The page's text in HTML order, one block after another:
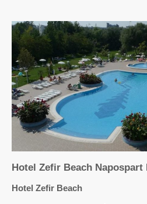
Hotel Zefir Beach
Hotel Zefir Beach